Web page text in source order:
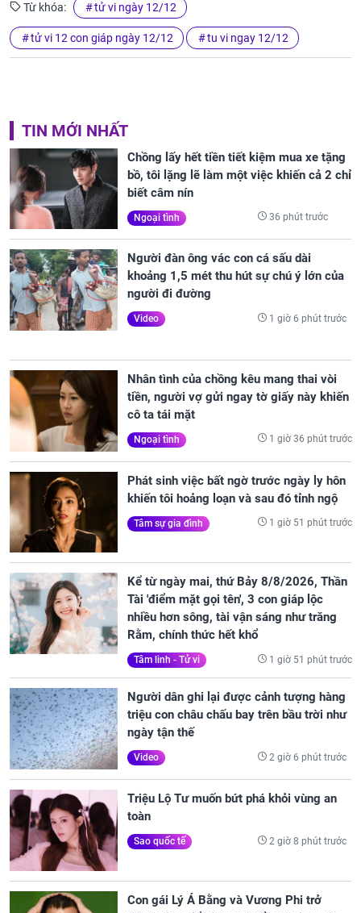
Từ khóa: tử vi ngày 12/12
tử vi 12 con giáp ngày 12/12 tu vi ngay 12/12
TIN MỚI NHẤT
Chồng lấy hết tiền tiết kiệm mua xe tặng
bồ, tôi lặng lẽ làm một việc khiến cả 2 chỉ
biết câm nín
Ngoại tình 36 phút trước
Người đàn ông vác con cá sấu dài
khoảng 1,5 mét thu hút sự chú ý lớn của
người đi đường
Video 1 giờ 6 phút trước
Nhân tình của chồng kêu mang thai vòi
tiền, người vợ gửi ngay tờ giấy này khiến
cô ta tái mặt
Ngoại tình 1 giờ 36 phút trước
Phát sinh việc bất ngờ trước ngày ly hôn
khiến tôi hoảng loạn và sau đó tỉnh ngộ
Tâm sự gia đình 1 giờ 51 phút trước
Kể từ ngày mai, thứ Bảy 8/8/2026, Thần
Tài 'điểm mặt gọi tên', 3 con giáp lộc
nhiều hơn sông, tài vận sáng như trăng
Rằm, chính thức hết khổ
Tâm linh - Tử vi 1 giờ 51 phút trước
Người dân ghi lại được cảnh tượng hàng
triệu con châu chấu bay trên bầu trời như
ngày tận thế
Video 2 giờ 6 phút trước
Triệu Lộ Tư muốn bứt phá khỏi vùng an
toàn
Sao quốc tế 2 giờ 8 phút trước
Con gái Lý Á Bằng và Vương Phi trở